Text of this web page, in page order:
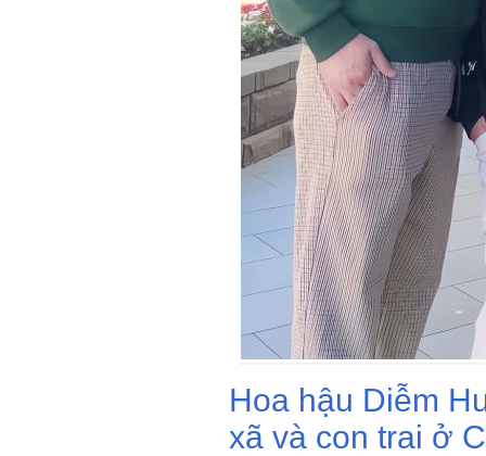
Hoa hậu Diễm
xã và con trai ở